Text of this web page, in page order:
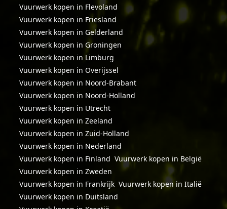
Vuurwerk kopen in Flevoland
Vuurwerk kopen in Friesland
Vuurwerk kopen in Gelderland
Vuurwerk kopen in Groningen
Vuurwerk kopen in Limburg
Vuurwerk kopen in Overijssel
Vuurwerk kopen in Noord-Brabant
Vuurwerk kopen in Noord-Holland
Vuurwerk kopen in Utrecht
Vuurwerk kopen in Zeeland
Vuurwerk kopen in Zuid-Holland
Vuurwerk kopen in Nederland
Vuurwerk kopen in Finland Vuurwerk kopen in België
Vuurwerk kopen in Zweden
Vuurwerk kopen in Frankrijk Vuurwerk kopen in Italië
Vuurwerk kopen in Duitsland